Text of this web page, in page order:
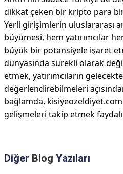
dikkat çeken bir kripto para
Yerli girişimlerin uluslararası
büyümesi, hem yatırımcılar
büyük bir potansiyele işaret
dünyasında sürekli olarak
etmek, yatırımcıların
değerlendirebilmeleri
bağlamda,
gelişmeleri takip etmek faydalı
Diğer Blog Yazıları